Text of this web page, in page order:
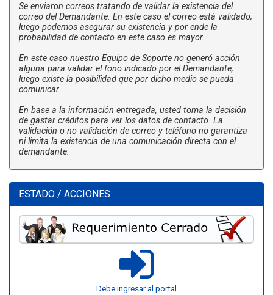
Se enviaron correos tratando de validar la existencia del
correo del Demandante. En este caso el correo está validado,
luego podemos asegurar su existencia y por ende la
probabilidad de contacto en este caso es mayor.
En este caso nuestro Equipo de Soporte no generó acción
alguna para validar el fono indicado por el Demandante,
luego existe la posibilidad que por dicho medio se pueda
comunicar.
En base a la información entregada, usted toma la decisión
de gastar créditos para ver los datos de contacto. La
validación o no validación de correo y teléfono no garantiza
ni limita la existencia de una comunicación directa con el
demandante.
ESTADO / ACCIONES
Debe ingresar al portal